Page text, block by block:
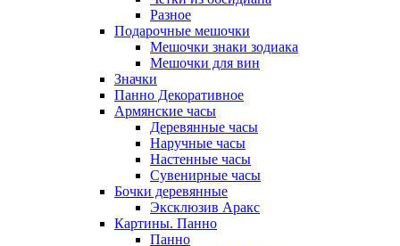
Разное
Подарочные мешочки
Мешочки знаки зодиака
Мешочки для вин
Значки
Панно Декоративное
Армянские часы
Деревянные часы
Наручные часы
Настенные часы
Сувенирные часы
Бочки деревянные
Эксклюзив Аракс
Картины. Панно
Панно